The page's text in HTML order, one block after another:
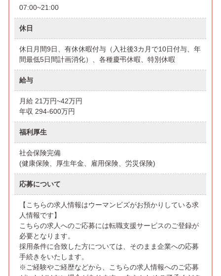
07:00~21:00
休日
休日月間9日、有休休暇付与（入社後3カ月で10日付与、年
間最低5日間計画消化）、各種慶弔休暇、特別休暇
給与
月給 21万円~42万円
年収 294-600万円
福利厚生
社会保険完備
(健康保険、厚生年金、雇用保険、労災保険)
応募について
【こちらの求人情報はウーマンビズがお預かりしている求
人情報です】
こちらの求人へのご応募には転職支援サービスのご登録が
必要となります。
採用条件に合致した方については、そのまま企業への応募
手続きをいたします。
※ご経験やご経歴などから、こちらの求人情報へのご応募